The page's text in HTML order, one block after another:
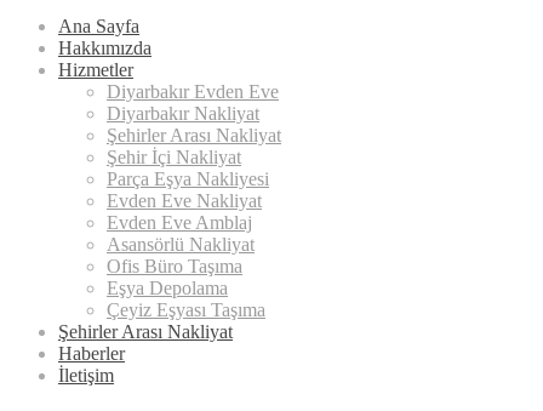
Ana Sayfa
Hakkımızda
Hizmetler
Diyarbakır Evden Eve
Diyarbakır Nakliyat
Şehirler Arası Nakliyat
Şehir İçi Nakliyat
Parça Eşya Nakliyesi
Evden Eve Nakliyat
Evden Eve Amblaj
Asansörlü Nakliyat
Ofis Büro Taşıma
Eşya Depolama
Çeyiz Eşyası Taşıma
Şehirler Arası Nakliyat
Haberler
İletişim